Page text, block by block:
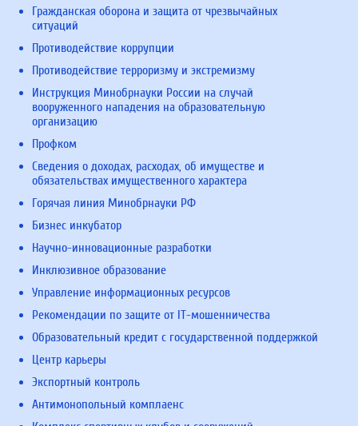
Гражданская оборона и защита от чрезвычайных
ситуаций
Противодействие коррупции
Противодействие терроризму и экстремизму
Инструкция Минобрнауки России на случай
вооруженного нападения на образовательную
организацию
Профком
Сведения о доходах, расходах, об имуществе и
обязательствах имущественного характера
Горячая линия Минобрнауки РФ
Бизнес инкубатор
Научно-инновационные разработки
Инклюзивное образование
Управление информационных ресурсов
Рекомендации по защите от IT-мошенничества
Образовательный кредит с государственной поддержкой
Центр карьеры
Экспортный контроль
Антимонопольный комплаенс